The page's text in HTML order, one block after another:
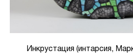
Инкрустация (интарсия,